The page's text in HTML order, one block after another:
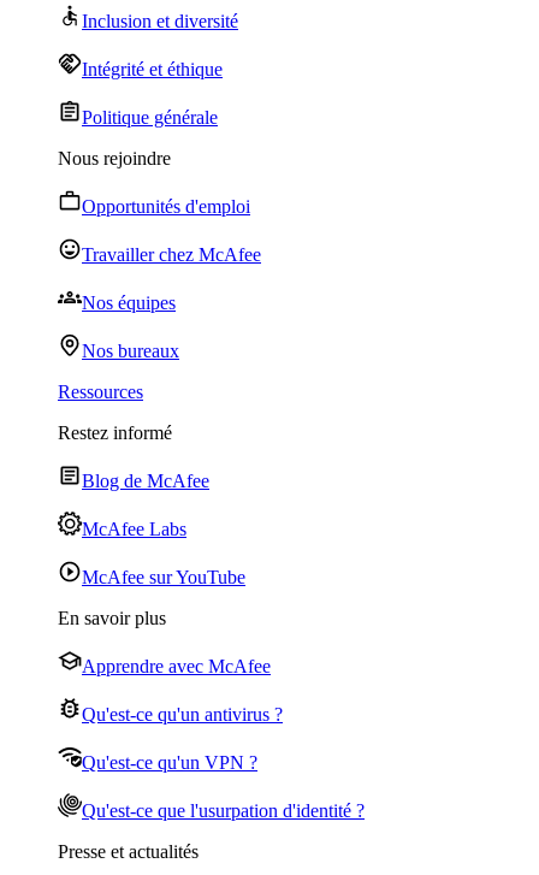
Inclusion et diversité
Intégrité et éthique
Politique générale
Nous rejoindre
Opportunités d'emploi
Travailler chez McAfee
Nos équipes
Nos bureaux
Ressources
Restez informé
Blog de McAfee
McAfee Labs
McAfee sur YouTube
En savoir plus
Apprendre avec McAfee
Qu'est-ce qu'un antivirus ?
Qu'est-ce qu'un VPN ?
Qu'est-ce que l'usurpation d'identité ?
Presse et actualités